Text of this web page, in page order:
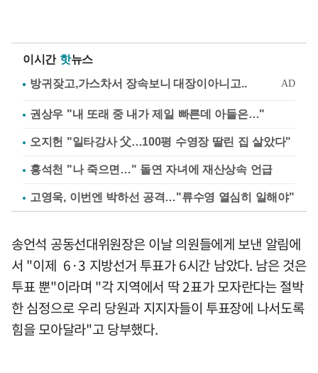
이시간 핫뉴스
권상우 "내 또래 중 내가 제일 빠른데 아들은…"
오지헌 "일타강사 父…100평 수영장 딸린 집 살았다"
홍석천 "나 죽으면…" 돌연 자녀에 재산상속 언급
고영욱, 이번엔 박하선 공격…"류수영 열심히 일해야"
송언석 공동선대위원장은 이날 의원들에게 보낸 알림에
서 "이제 6·3 지방선거 투표가 6시간 남았다. 남은 것은
투표 뿐"이라며 "각 지역에서 딱 2표가 모자란다는 절박
한 심정으로 우리 당원과 지지자들이 투표장에 나서도록
힘을 모아달라"고 당부했다.